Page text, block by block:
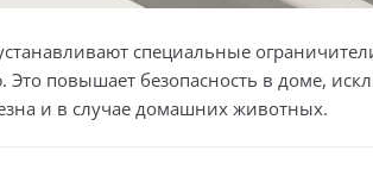
специальные
повышает безопасность в доме,
и в случае домашних животных.